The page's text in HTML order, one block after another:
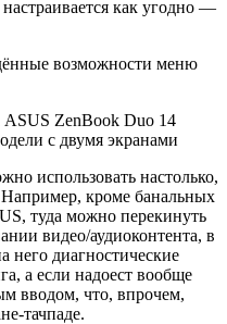
как угодно —
возможности меню
использовать настолько,
Например, кроме банальных
туда можно перекинуть
видео/аудиоконтента, в
него диагностические
а если надоест вообще
вводом, что, впрочем,
тачпаде.